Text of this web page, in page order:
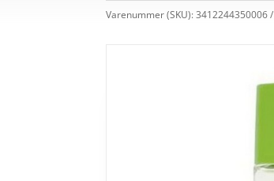
Varenummer (SKU):3412244350006